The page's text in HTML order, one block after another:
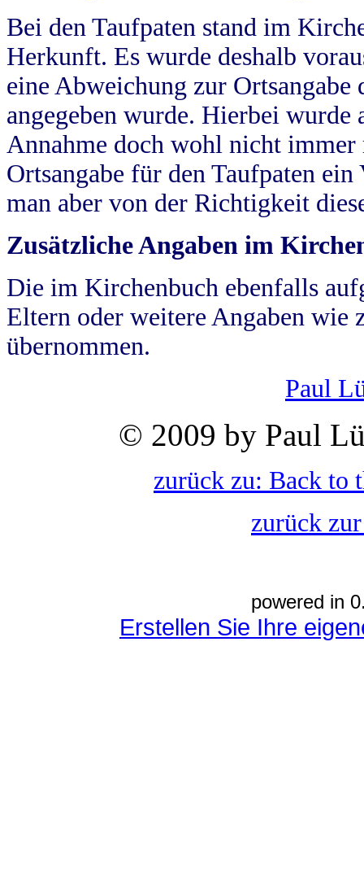
Bei den Taufpaten stand im
Herkunft. Es wurde deshalb
eine Abweichung zur
angegeben wurde. Hierbei wurde
Annahme doch wohl nicht
Ortsangabe für den Taufpaten
man aber von der Richtigkeit
Zusätzliche Angaben im
Die im Kirchenbuch ebenfalls
Eltern oder weitere Angaben wie
übernommen.
Paul
© 2009 by Paul
zurück zu: Back to
zurück
powered in
Erstellen Sie Ihre